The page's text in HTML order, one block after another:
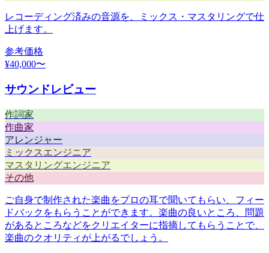
レコーディング済みの音源を、ミックス・マスタリングで仕
上げます。
参考価格
¥40,000〜
サウンドレビュー
作詞家
作曲家
アレンジャー
ミックスエンジニア
マスタリングエンジニア
その他
ご自身で制作された楽曲をプロの耳で聞いてもらい、フィー
ドバックをもらうことができます。楽曲の良いところ、問題
があるところなどをクリエイターに指摘してもらうことで、
楽曲のクオリティが上がるでしょう。